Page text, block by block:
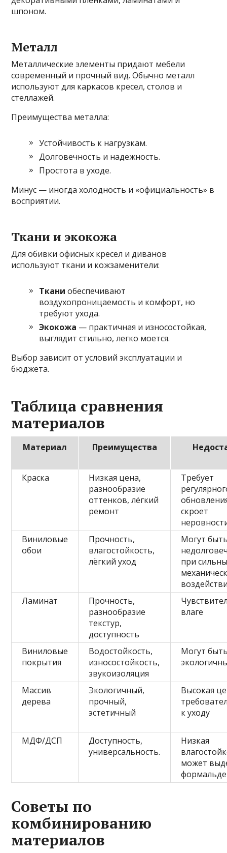
шпоном.
Металл
Металлические элементы придают мебели
современный и прочный вид. Обычно металл
используют для каркасов кресел, столов и
стеллажей.
Преимущества металла:
Устойчивость к нагрузкам.
Долговечность и надежность.
Простота в уходе.
Минус — иногда холодность и «официальность» в
восприятии.
Ткани и экокожа
Для обивки офисных кресел и диванов
используют ткани и кожзаменители:
Ткани обеспечивают
воздухопроницаемость и комфорт, но
требуют ухода.
Экокожа — практичная и износостойкая,
выглядит стильно, легко моется.
Выбор зависит от условий эксплуатации и
бюджета.
Таблица сравнения
материалов
Материал Преимущества
Краска
Низкая цена,
разнообразие
оттенков, лёгкий
ремонт
Требует
скроет
Виниловые
обои
Прочность,
влагостойкость,
лёгкий уход
Могут
при
Ламинат
Прочность,
разнообразие
текстур,
доступность
влаге
Виниловые
покрытия
Водостойкость,
износостойкость,
звукоизоляция
Могут
Массив
дерева
Экологичный,
прочный,
эстетичный
Высокая
к уходу
МДФ/ДСП
Доступность,
универсальность.
Низкая
может
Советы по
комбинированию
материалов